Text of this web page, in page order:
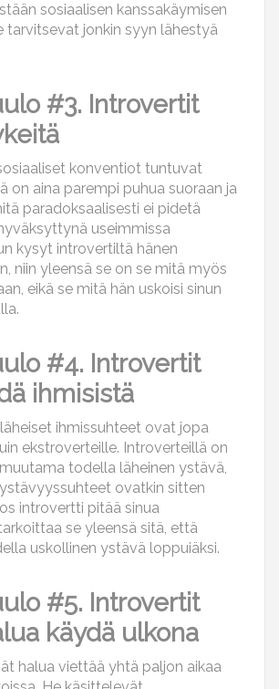
sosiaalisen kanssakäymisen
tarvitsevat jonkin syyn lähestyä
#3. Introvertit
konventiot tuntuvat
on aina parempi puhua suoraan ja
paradoksaalisesti ei pidetä
useimmissa
kysyt introvertiltä hänen
niin yleensä se on se mitä myös
eikä se mitä hän uskoisi sinun
#4. Introvertit
ihmisistä
ihmissuhteet ovat jopa
ekstroverteille. Introverteillä on
todella läheinen ystävä,
ovatkin sitten
introvertti pitää sinua
se yleensä sitä, että
uskollinen ystävä loppuiäksi.
#5. Introvertit
käydä ulkona
halua viettää yhtä paljon aikaa